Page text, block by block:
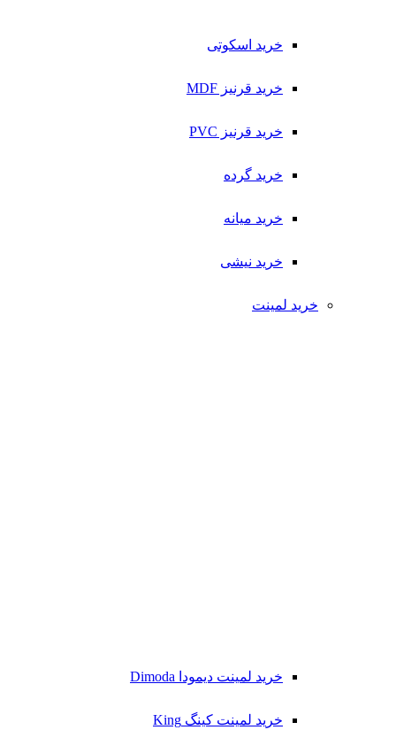
خرید اسکوتی
خرید قرنیز MDF
خرید قرنیز PVC
خرید گرده
خرید میانه
خرید نیشی
خرید لمینت
خرید لمینت دیمودا Dimoda
خرید لمینت کینگ King